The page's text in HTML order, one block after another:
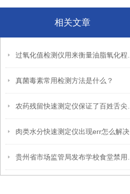
相关文章
真菌毒素常用检测方法是什么？
肉类水分快速测定仪出现err怎么解决